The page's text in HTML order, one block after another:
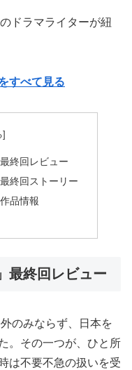
ドラマライターが紐
すべて見る
終回レビュー
終回ストーリー
品情報
最終回レビュー
のみならず、日本を
。その一つが、ひと所
は不要不急の扱いを受